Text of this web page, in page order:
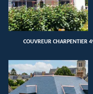
COUVREUR CHARPENTIER